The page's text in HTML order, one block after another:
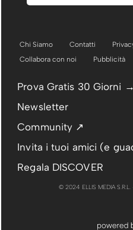
Chi Siamo Contatti
Collabora con noi
Pubblicità
Prova Gratis 30 Giorni →
Newsletter
Community ↗
Invita i tuoi amici (e
Regala DISCOVER
© 2024 ELLIS MEDIA